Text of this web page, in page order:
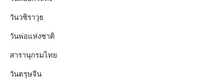
วันวชิราวุธ
วันพ่อแห่งชาติ
สารานุกรมไทย
วันตรุษจีน